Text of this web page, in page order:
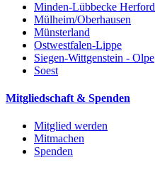
Minden-Lübbecke Herford
Mülheim/Oberhausen
Münsterland
Ostwestfalen-Lippe
Siegen-Wittgenstein - Olpe
Soest
Mitgliedschaft & Spenden
Mitglied werden
Mitmachen
Spenden